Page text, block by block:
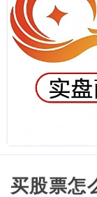
买股票怎